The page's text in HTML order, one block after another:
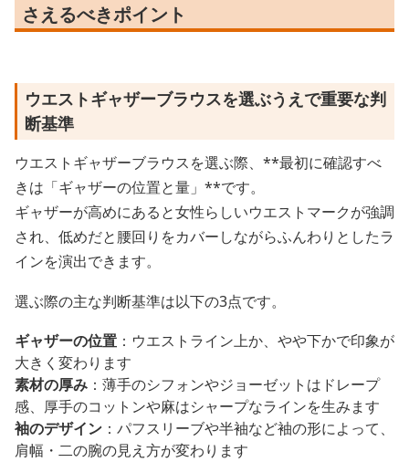
さえるべきポイント
ウエストギャザーブラウスを選ぶうえで重要な判
断基準
ウエストギャザーブラウスを選ぶ際、**最初に確認すべ
きは「ギャザーの位置と量」**です。
ギャザーが高めにあると女性らしいウエストマークが強調
され、低めだと腰回りをカバーしながらふんわりとしたラ
インを演出できます。
選ぶ際の主な判断基準は以下の3点です。
ギャザーの位置 ：ウエストライン上か、やや下かで印象が
大きく変わります
素材の厚み ：薄手のシフォンやジョーゼットはドレープ
感、厚手のコットンや麻はシャープなラインを生みます
袖のデザイン ：パフスリーブや半袖など袖の形によって、
肩幅・二の腕の見え方が変わります